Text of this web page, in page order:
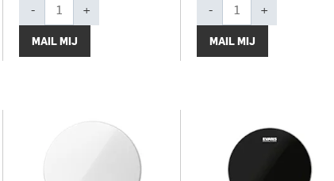
- +
MAIL MIJ
- +
MAIL MIJ